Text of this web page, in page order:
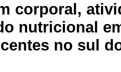
corporal,
nutricional
no sul